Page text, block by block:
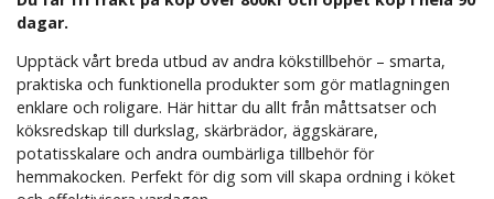
dagar.
Upptäck vårt breda utbud av andra kökstillbehör – smarta,
praktiska och funktionella produkter som gör matlagningen
enklare och roligare. Här hittar du allt från måttsatser och
köksredskap till durkslag, skärbrädor, äggskärare,
potatisskalare och andra oumbärliga tillbehör för
hemmakocken. Perfekt för dig som vill skapa ordning i köket